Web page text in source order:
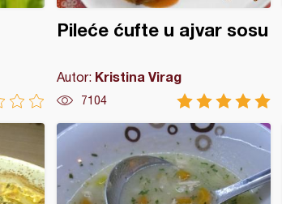
Pileće ćufte u ajvar sosu
Autor: Kristina Virag
7104